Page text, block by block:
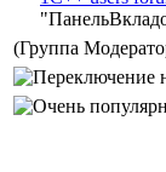
(Группа